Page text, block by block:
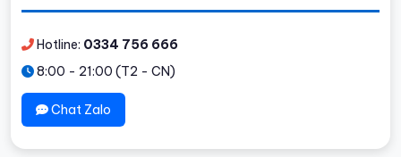
Hotline: 0334 756 666
8:00 - 21:00 (T2 - CN)
Chat Zalo